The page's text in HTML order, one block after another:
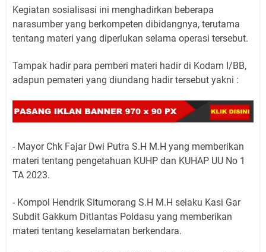
Kegiatan sosialisasi ini menghadirkan beberapa
narasumber yang berkompeten dibidangnya, terutama
tentang materi yang diperlukan selama operasi tersebut.
Tampak hadir para pemberi materi hadir di Kodam I/BB,
adapun pemateri yang diundang hadir tersebut yakni :
- Mayor Chk Fajar Dwi Putra S.H M.H yang memberikan
materi tentang pengetahuan KUHP dan KUHAP UU No 1
TA 2023.
- Kompol Hendrik Situmorang S.H M.H selaku Kasi Gar
Subdit Gakkum Ditlantas Poldasu yang memberikan
materi tentang keselamatan berkendara.